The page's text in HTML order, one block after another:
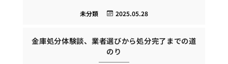
2025.05.28
未分類
金庫処分体験談、業者選びから処分完了までの道
のり